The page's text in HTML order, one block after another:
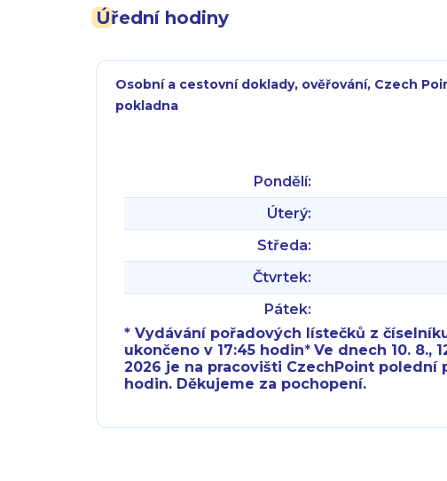
Úřední hodiny
Osobní a cestovní doklady, ověřování, Czech
pokladna
Pondělí:
Úterý:
Středa:
Čtvrtek:
Pátek:
* Vydávání pořadových lístečků z
ukončeno v 17:45 hodin*Ve dnech 10. 8.,
2026 je na pracovišti CzechPoint polední
hodin. Děkujeme za pochopení.